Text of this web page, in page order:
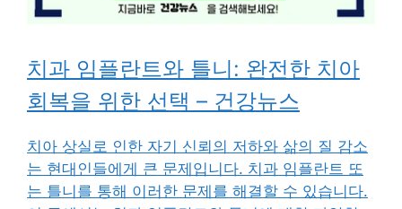
치과 임플란트와 틀니: 완전한 치아
회복을 위한 선택 – 건강뉴스
치아 상실로 인한 자기 신뢰의 저하와 삶의 질 감소
는 현대인들에게 큰 문제입니다. 치과 임플란트 또
는 틀니를 통해 이러한 문제를 해결할 수 있습니다.